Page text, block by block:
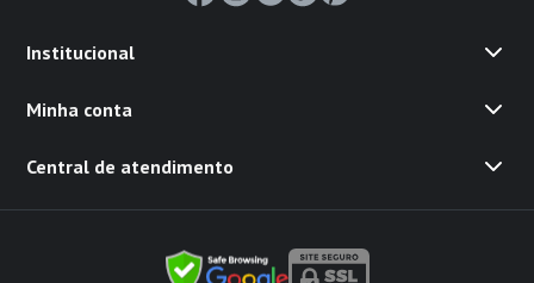
Institucional
Minha conta
Central de atendimento